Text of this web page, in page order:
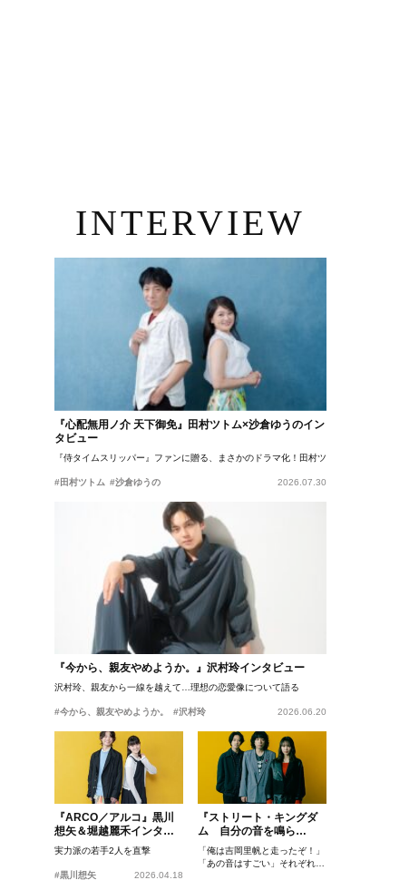
INTERVIEW
『心配無用ノ介 天下御免』田村ツトム×沙倉ゆうのイン
タビュー
『侍タイムスリッパー』ファンに贈る、まさかのドラマ化！田村ツトム×沙倉ゆうのが語
#田村ツトム #沙倉ゆうの 2026.07.30
『今から、親友やめようか。』沢村玲インタビュー
沢村玲、親友から一線を越えて…理想の恋愛像について語る
#今から、親友やめようか。 #沢村玲 2026.06.20
『ARCO／アルコ』黒川
想矢＆堀越麗禾インタビ
ュー
実力派の若手2人を直撃
#黒川想矢 2026.04.18
『ストリート・キングダ
ム 自分の音を鳴ら
せ。』峯田和伸、若葉竜
也、吉岡里帆インタビュ
ー
「俺は吉岡里帆と走ったぞ！」
「あの音はすごい」それぞれの